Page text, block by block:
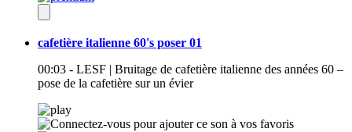
cafetière italienne 60's poser 01
00:03 - LESF | Bruitage de cafetière italienne des années 60 –
pose de la cafetière sur un évier